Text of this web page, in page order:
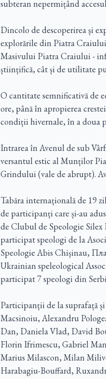
subteran nepermițând
Dincolo de descoperirea și
explorările din Piatra
Masivului Piatra Craiului -
științifică, cât și de utilitate
O cantitate semnificativă de
ore, până în apropierea
condiții hivernale, în a doua
Intrarea în Avenul de sub
versantul estic al Munților
Grindului (vale de abrupt).
Tabăra internațională de 19
de participanți care și-au
de Clubul de Speologie Silex
participat speologi de la
Speologie Abis Chișinau,
Ukrainian speleological
participat 7 speologi din
Participanții de la suprafață
Macsinoiu, Alexandru
Dan, Daniela Vlad, David
Florin Ifrimescu, Gabriel
Marius Milascon, Milan
Harabagiu-Bouffard,